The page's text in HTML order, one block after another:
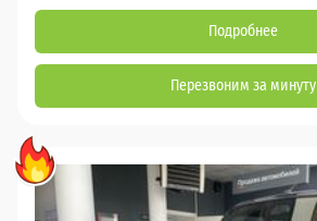
Подробнее
Перезвоним за минуту